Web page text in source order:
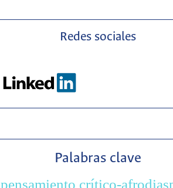
Redes sociales
Palabras clave
pensamiento crítico-